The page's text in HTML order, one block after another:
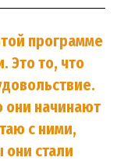
программе
Это то, что
они начинают
с ними,
они стали